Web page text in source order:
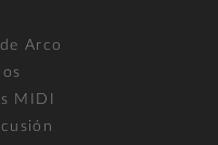
Arco
MIDI